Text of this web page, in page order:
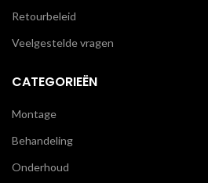
Retourbeleid
Veelgestelde vragen
CATEGORIEËN
Montage
Behandeling
Onderhoud